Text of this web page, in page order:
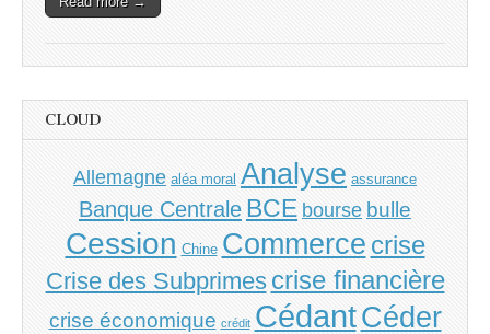
CLOUD
Allemagne aléa moral Analyse assurance
Banque Centrale BCE bourse bulle
Cession Chine Commerce crise
Crise des Subprimes crise financière
crise économique crédit CédantCéder